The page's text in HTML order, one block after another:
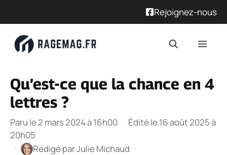
Rejoignez-nous
Qu’est-ce que la chance en 4
lettres ?
Paru le 2 mars 2024 à 16h00 · Édité le 16 août 2025 à
20h05
·
Rédigé parJulie Michaud ·